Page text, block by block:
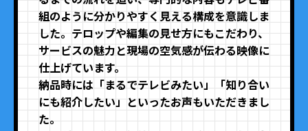
組のように分かりやすく見える構成を意識しま
した。テロップや編集の見せ方にもこだわり、
サービスの魅力と現場の空気感が伝わる映像に
仕上げています。
納品時には「まるでテレビみたい」「知り合い
にも紹介したい」といったお声もいただきまし
た。